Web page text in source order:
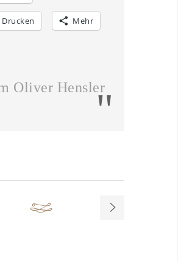
Drucken Mehr
Oliver Hensler